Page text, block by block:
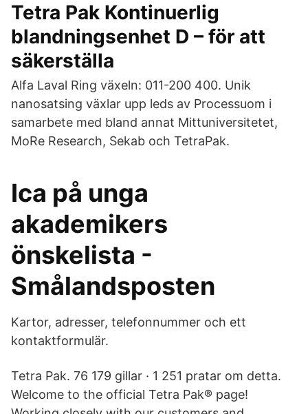
Tetra Pak Kontinuerlig
blandningsenhet D – för att
säkerställa
Alfa Laval Ring växeln: 011-200 400. Unik
nanosatsing växlar upp leds av Processuom i
samarbete med bland annat Mittuniversitetet,
MoRe Research, Sekab och TetraPak.
Ica på unga
akademikers
önskelista -
Smålandsposten
Kartor, adresser, telefonnummer och ett
kontaktformulär.
Tetra Pak. 76 179 gillar · 1 251 pratar om detta.
Welcome to the official Tetra Pak® page!